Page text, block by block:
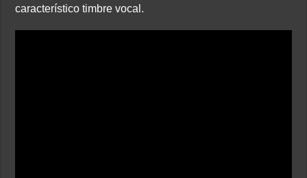
característico timbre vocal.